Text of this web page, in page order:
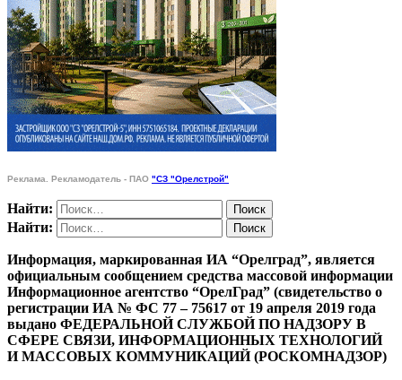
Реклама. Рекламодатель - ПАО "СЗ "Орелстрой"
Найти:
Найти:
Информация, маркированная ИА “Орелград”, является
официальным сообщением средства массовой информации
Информационное агентство “ОрелГрад” (свидетельство о
регистрации ИА № ФС 77 – 75617 от 19 апреля 2019 года
выдано ФЕДЕРАЛЬНОЙ СЛУЖБОЙ ПО НАДЗОРУ В
СФЕРЕ СВЯЗИ, ИНФОРМАЦИОННЫХ ТЕХНОЛОГИЙ
И МАССОВЫХ КОММУНИКАЦИЙ (РОСКОМНАДЗОР)